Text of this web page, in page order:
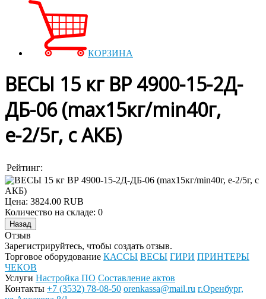
КОРЗИНА
ВЕСЫ 15 кг ВР 4900-15-2Д-
ДБ-06 (max15кг/min40г,
е-2/5г, с АКБ)
Рейтинг:
Цена: 3824.00 RUB
Количество на складе: 0
Отзыв
Зарегистрируйтесь, чтобы создать отзыв.
Торговое оборудование КАССЫ ВЕСЫ ГИРИ ПРИНТЕРЫ
ЧЕКОВ
Услуги Настройка ПО Составление актов
Контакты +7 (3532) 78-08-50 orenkassa@mail.ru г.Оренбург,